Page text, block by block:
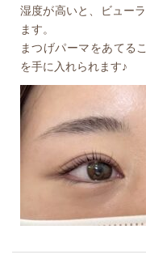
湿度が高いと、ビュー
ます。
まつげパーマをあてる
を手に入れられます♪